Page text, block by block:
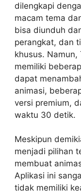
dilengkapi
macam tema
bisa diunduh
perangkat, dan
khusus. Namun,
memiliki
dapat
animasi,
versi premium,
waktu 30 detik.
Meskipun
menjadi pilihan
membuat
Aplikasi ini
tidak memiliki